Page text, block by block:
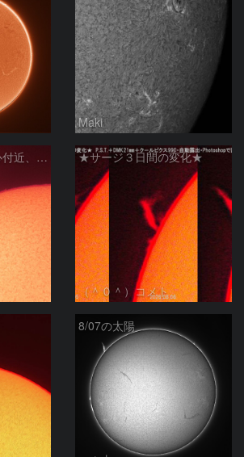
Maki
8/7朝の太陽(Hα中心付近、プロミネンス) ★サージ３日間の変化★
（＾０＾）コメト
8/07の太陽